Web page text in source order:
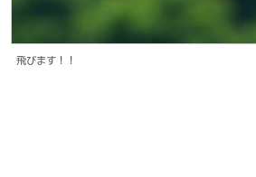
飛びます！！